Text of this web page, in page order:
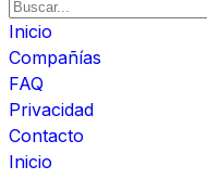
Inicio
Compañías
FAQ
Privacidad
Contacto
Inicio